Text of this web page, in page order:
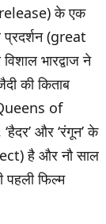
के एक
(great
भारद्वाज ने
की किताब
of
और ‘रंगून’ के
है और नौ साल
फिल्म